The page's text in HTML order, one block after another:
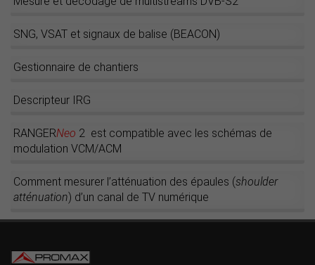
SNG, VSAT et signaux de balise (BEACON)
Gestionnaire de chantiers
Descripteur IRG
RANGERNeo 2 est compatible avec les schémas de
modulation VCM/ACM
Comment mesurer l’atténuation des épaules (shoulder
atténuation) d’un canal de TV numérique